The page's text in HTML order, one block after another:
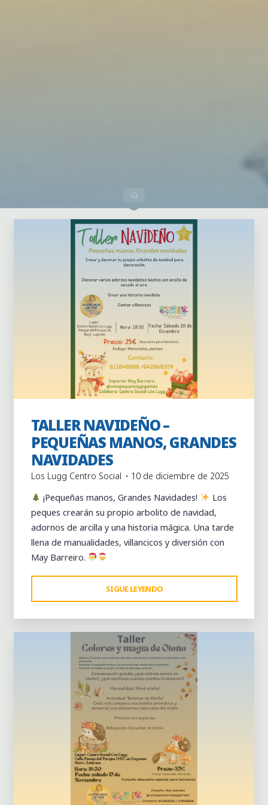
Actividades Actividades puntuales Familiar
TALLER NAVIDEÑO –
PEQUEÑAS MANOS, GRANDES
NAVIDADES
Los Lugg Centro Social
10 de diciembre de 2025
¡Pequeñas manos, Grandes Navidades!
Los
peques crearán su propio arbolito de navidad,
adornos de arcilla y una historia mágica. Una tarde
llena de manualidades, villancicos y diversión con
May Barreiro.
SIGUE LEYENDO
NAVIDEÑO
–
PEQUEÑAS
MANOS,
GRANDES
NAVIDADES"
3 comentarios